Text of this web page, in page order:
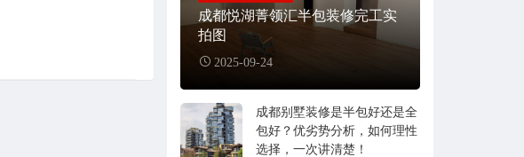
成都悦湖菁领汇半包装修完工实
拍图
2025-09-24
成都别墅装修是半包好还是全
包好？优劣势分析，如何理性
选择，一次讲清楚！